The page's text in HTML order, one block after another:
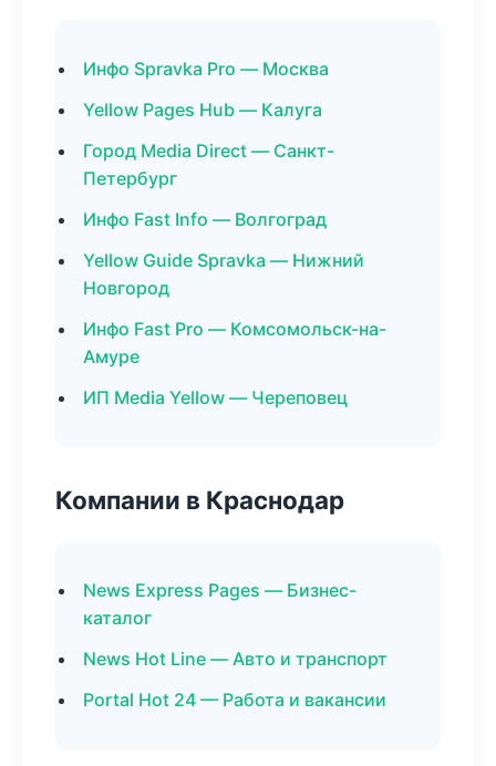
Инфо Spravka Pro — Москва
Yellow Pages Hub — Калуга
Город Media Direct — Санкт-
Петербург
Инфо Fast Info — Волгоград
Yellow Guide Spravka — Нижний
Новгород
Инфо Fast Pro — Комсомольск-на-
Амуре
ИП Media Yellow — Череповец
Компании в Краснодар
News Express Pages — Бизнес-
каталог
News Hot Line — Авто и транспорт
Portal Hot 24 — Работа и вакансии